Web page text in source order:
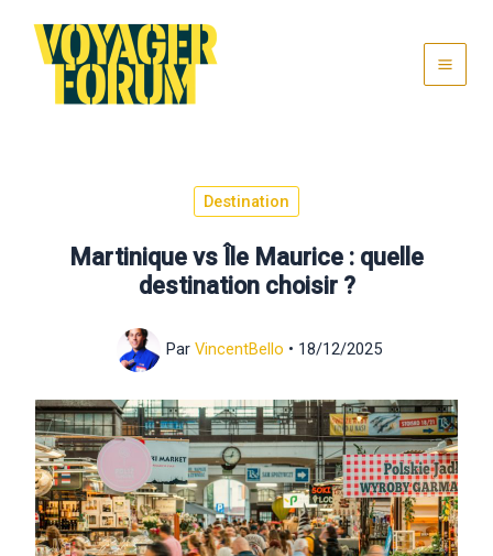
contenu
Destination
Martinique vs Île Maurice : quelle
destination choisir ?
Par VincentBello • 18/12/2025